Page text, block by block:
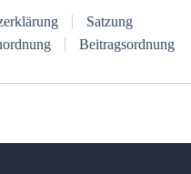
Satzung
Beitragsordnung